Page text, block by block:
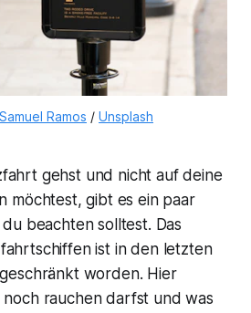
Samuel Ramos / Unsplash
gehst und nicht auf deine
möchtest, gibt es ein paar
beachten solltest. Das
ist in den letzten
worden. Hier
rauchen darfst und was